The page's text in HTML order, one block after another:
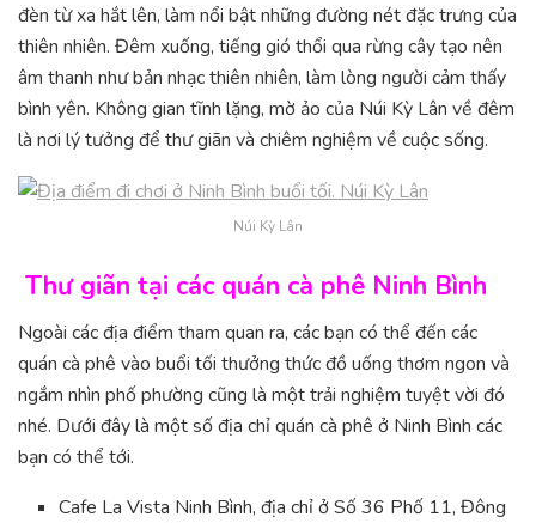
đèn từ xa hắt lên, làm nổi bật những đường nét đặc trưng của
thiên nhiên. Đêm xuống, tiếng gió thổi qua rừng cây tạo nên
âm thanh như bản nhạc thiên nhiên, làm lòng người cảm thấy
bình yên. Không gian tĩnh lặng, mờ ảo của Núi Kỳ Lân về đêm
là nơi lý tưởng để thư giãn và chiêm nghiệm về cuộc sống.
Núi Kỳ Lân
Thư giãn tại các quán cà phê Ninh Bình
Ngoài các địa điểm tham quan ra, các bạn có thể đến các
quán cà phê vào buổi tối thưởng thức đồ uống thơm ngon và
ngắm nhìn phố phường cũng là một trải nghiệm tuyệt vời đó
nhé. Dưới đây là một số địa chỉ quán cà phê ở Ninh Bình các
bạn có thể tới.
Cafe La Vista Ninh Bình, địa chỉ ở Số 36 Phố 11, Đông